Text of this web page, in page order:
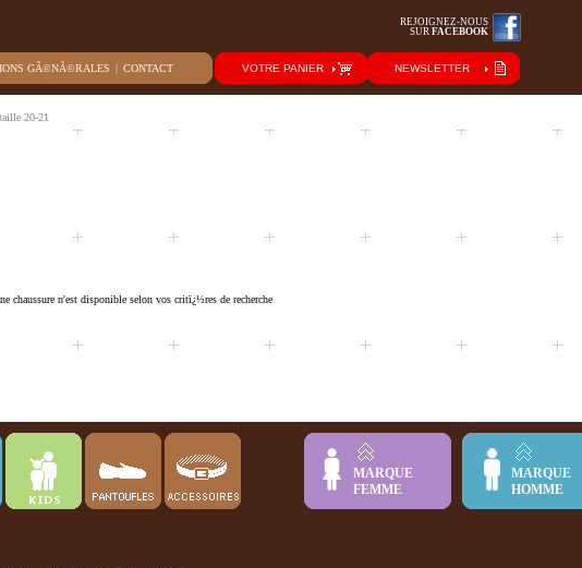
GÃ©NÃ©RALES | CONTACT VOTRE PANIER NEWSLETTER
REJOIGNEZ-NOUS
SUR FACEBOOK
20-21
chaussure n'est disponible selon vos critï¿½res de recherche
MARQUE
FEMME
MARQUE
HOMME